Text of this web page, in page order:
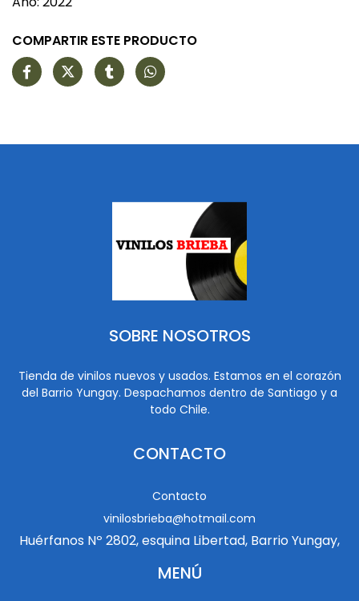
COMPARTIR ESTE PRODUCTO
SOBRE NOSOTROS
Tienda de vinilos nuevos y usados. Estamos en el corazón
del Barrio Yungay. Despachamos dentro de Santiago y a
todo Chile.
CONTACTO
Contacto
vinilosbrieba@hotmail.com
Huérfanos Nº 2802, esquina Libertad, Barrio Yungay,
MENÚ